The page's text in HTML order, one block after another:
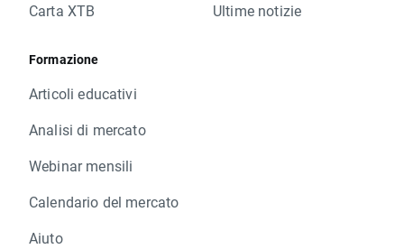
Carta XTB
Formazione
Articoli educativi
Analisi di mercato
Webinar mensili
Calendario del mercato
Aiuto
Ultime notizie